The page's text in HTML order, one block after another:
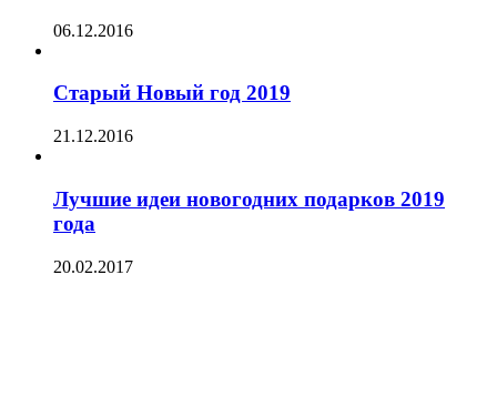
06.12.2016
Старый Новый год 2019
21.12.2016
Лучшие идеи новогодних подарков 2019
года
20.02.2017